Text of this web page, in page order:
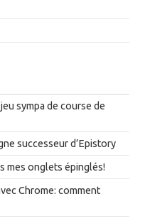
sympa de course de
successeur d’Epistory
mes onglets épinglés!
Chrome: comment